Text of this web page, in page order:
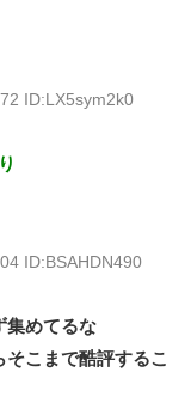
ID:LX5sym2k0
ID:BSAHDN490
集めてるな
こまで酷評するこ